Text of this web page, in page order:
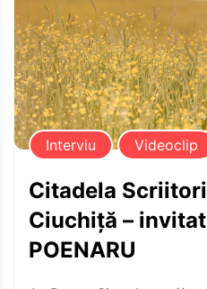
Interviu Videoclip
Citadela
Ciuchiță – invitat
POENARU